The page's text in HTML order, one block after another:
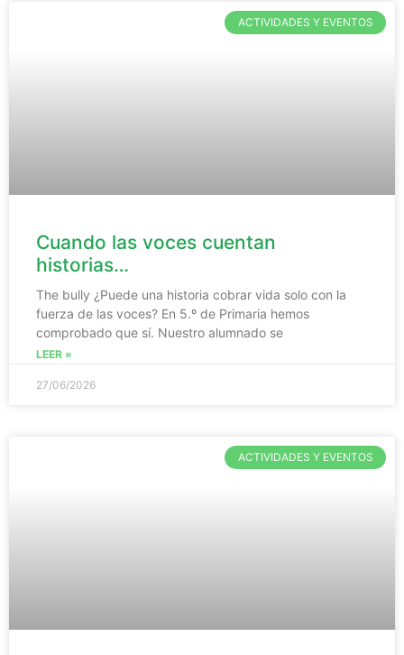
ACTIVIDADES Y EVENTOS
Cuando las voces cuentan
historias…
The bully ¿Puede una historia cobrar vida solo con la
fuerza de las voces? En 5.º de Primaria hemos
comprobado que sí. Nuestro alumnado se
LEER »
27/06/2026
ACTIVIDADES Y EVENTOS